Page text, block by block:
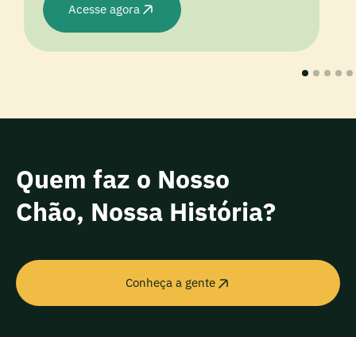
Acesse agora
Quem faz o Nosso
Chão, Nossa História?
Conheça a gente